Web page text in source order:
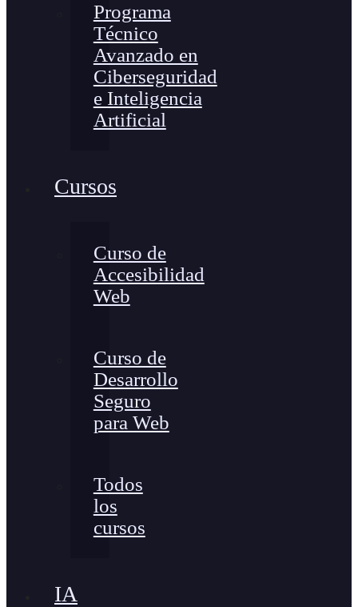
Programa
Técnico
Avanzado en
Ciberseguridad
e Inteligencia
Artificial
Cursos
Curso de
Accesibilidad
Web
Curso de
Desarrollo
Seguro
para Web
Todos
los
cursos
IA